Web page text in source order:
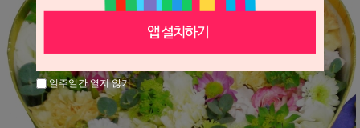
일주일간 열지 않기